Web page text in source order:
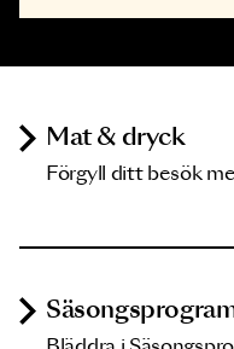
Mat & dryck
Förgyll ditt besök